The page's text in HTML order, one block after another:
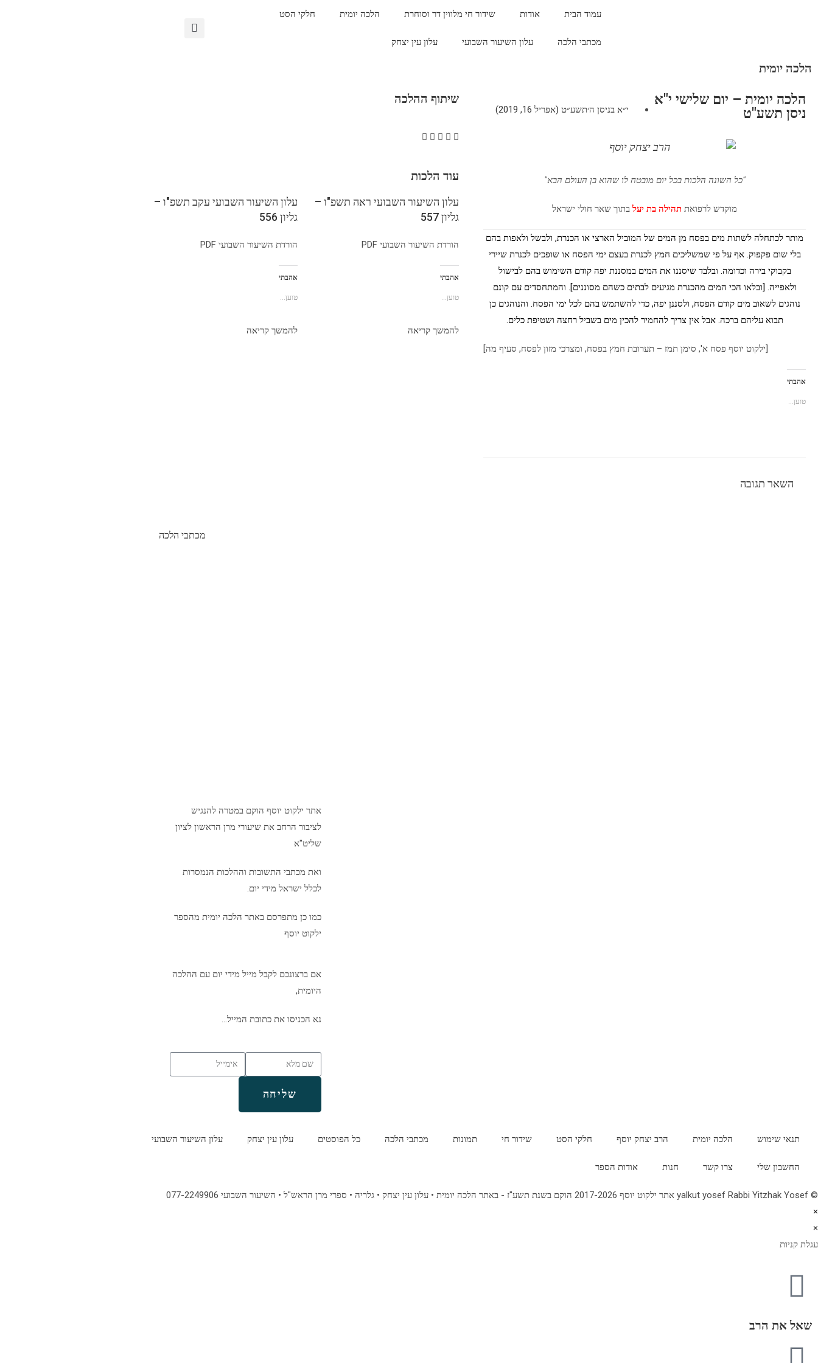
עמוד הבית אודות שידור חי מלווין דר וסוחרת הלכה יומית חלקי הסט
מכתבי הלכה עלון השיעור השבועי עלון עין יצחק
הלכה יומית
הלכה יומית – יום שלישי י"א
ניסן תשע"ט
י״א בניסן ה׳תשע״ט (אפריל 16, 2019)
"כל השונה הלכות בכל יום מובטח לו שהוא בן העולם הבא"
מוקדש לרפואת תהילה בת יעל בתוך שאר חולי ישראל
מותר לכתחלה לשתות מים בפסח מן המים של המוביל הארצי או הכנרת, ולבשל ולאפות בהם
בלי שום פקפוק. אף על פי שמשליכים חמץ לכנרת בעצם ימי הפסח או שופכים לכנרת שיירי
בקבוקי בירה וכדומה. ובלבד שיסננו את המים במסננת יפה קודם השימוש בהם לבישול
ולאפייה. [ובלאו הכי המים מהכנרת מגיעים לבתים כשהם מסוננים]. והמתחסדים עם קונם
נוהגים לשאוב מים קודם הפסח, ולסננן יפה, כדי להשתמש בהם לכל ימי הפסח. והנוהגים כן
תבוא עליהם ברכה. אבל אין צריך להחמיר להכין מים בשביל רחצה ושטיפת כלים.
[ילקוט יוסף פסח א', סימן תמז – תערובת חמץ בפסח, ומצרכי מזון לפסח, סעיף מה]
אהבתי
טוען...
השאר תגובה
שיתוף ההלכה
עוד הלכות
עלון השיעור השבועי ראה תשפ"ו –
גליון 557
הורדת השיעור השבועי PDF
אהבתי
טוען...
להמשך קריאה
עלון השיעור השבועי עקב תשפ"ו –
גליון 556
הורדת השיעור השבועי PDF
אהבתי
טוען...
להמשך קריאה
מכתבי הלכה
אתר ילקוט יוסף הוקם במטרה להנגיש
לציבור הרחב את שיעורי מרן הראשון לציון
שליט"א
ואת מכתבי התשובות וההלכות הנמסרות
לכלל ישראל מידי יום.
כמו כן מתפרסם באתר הלכה יומית מהספר
ילקוט יוסף
אם ברצונכם לקבל מייל מידי יום עם ההלכה
היומית,
נא הכניסו את כתובת המייל…
שליחה
תנאי שימוש הלכה יומית הרב יצחק יוסף חלקי הסט שידור חי תמונות מכתבי הלכה כל הפוסטים עלון עין יצחק עלון השיעור השבועי
החשבון שלי צרו קשר חנות אודות הספר
© yalkut yosef Rabbi Yitzhak Yosef אתר ילקוט יוסף 2017-2026 הוקם בשנת תשע"ז - באתר הלכה יומית • עלון עין יצחק • גלריה • ספרי מרן הראש"ל • השיעור השבועי 077-2249906
×
×
עגלת קניות
שאל את הרב